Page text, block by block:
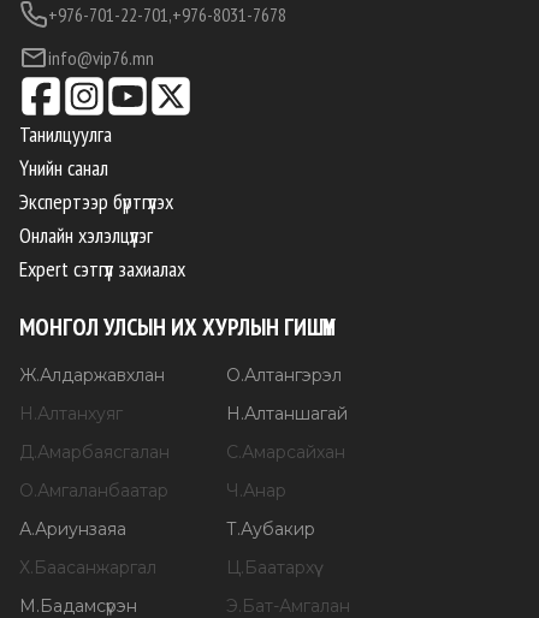
+976-701-22-701,+976-8031-7678
info@vip76.mn
Танилцуулга
Үнийн санал
Экспертээр бүртгүүлэх
Онлайн хэлэлцүүлэг
Expert сэтгүүл захиалах
МОНГОЛ УЛСЫН ИХ ХУРЛЫН ГИШҮҮН
Ж.Алдаржавхлан О.Алтангэрэл
Н.Алтанхуяг Н.Алтаншагай
Д.Амарбаясгалан С.Амарсайхан
О.Амгаланбаатар Ч.Анар
А.Ариунзаяа Т.Аубакир
Х.Баасанжаргал Ц.Баатархүү
М.Бадамсүрэн Э.Бат-Амгалан